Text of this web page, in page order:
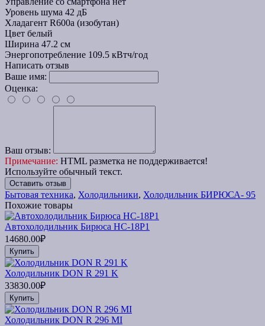
Уровень шума 42 дБ
Хладагент R600a (изобутан)
Цвет белый
Ширина 47.2 см
Энергопотребление 109.5 кВтч/год
Написать отзыв
Ваше имя:
Оценка:
Ваш отзыв:
Примечание: HTML разметка не поддерживается!
Используйте обычный текст.
Оставить отзыв
Бытовая техника, Холодильники, Холодильник БИРЮСА- 95
Похожие товары
Автохолодильник Бирюса НС-18P1
14680.00₽
Купить
Холодильник DON R 291 K
33830.00₽
Купить
Холодильник DON R 296 МI